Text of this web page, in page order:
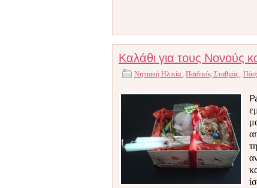
Καλάθι για τους Νονούς
Νηπιακή Ηλικία , Παιδικός Σταθμός ,